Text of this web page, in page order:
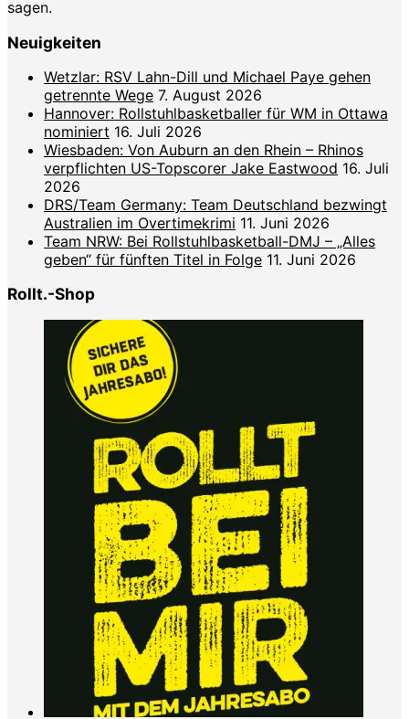
sagen.
Neuigkeiten
Wetzlar: RSV Lahn-Dill und Michael Paye gehen
getrennte Wege 7. August 2026
Hannover: Rollstuhlbasketballer für WM in Ottawa
nominiert 16. Juli 2026
Wiesbaden: Von Auburn an den Rhein – Rhinos
verpflichten US-Topscorer Jake Eastwood 16. Juli
2026
DRS/Team Germany: Team Deutschland bezwingt
Australien im Overtimekrimi 11. Juni 2026
Team NRW: Bei Rollstuhlbasketball-DMJ – „Alles
geben“ für fünften Titel in Folge 11. Juni 2026
Rollt.-Shop